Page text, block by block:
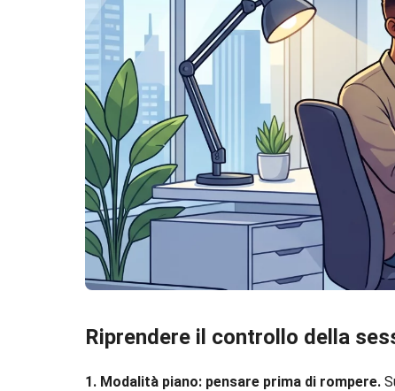
Riprendere il controllo della
1. Modalità piano: pensare prima di rompere.